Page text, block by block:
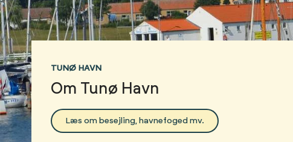
TUNØ HAVN
Om Tunø Havn
Læs om besejling, havnefoged mv.